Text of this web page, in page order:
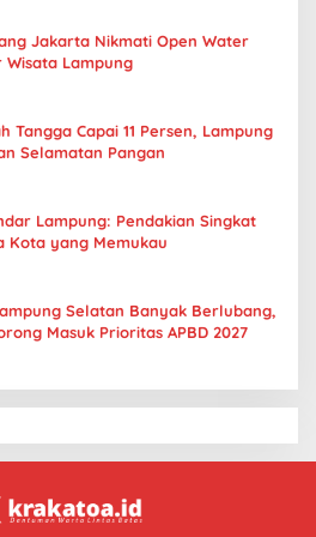
Jakarta Nikmati Open Water
Lampung
Tangga Capai 11 Persen, Lampung
Selamatan Pangan
Lampung: Pendakian Singkat
Kota yang Memukau
Selatan Banyak Berlubang,
Masuk Prioritas APBD 2027